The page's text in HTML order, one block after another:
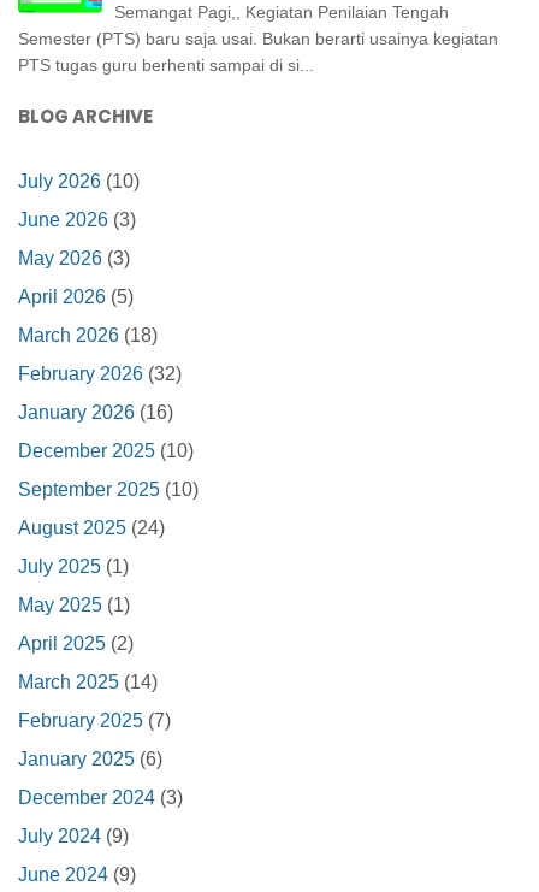
Semangat Pagi,, Kegiatan Penilaian Tengah
Semester (PTS) baru saja usai. Bukan berarti usainya kegiatan
PTS tugas guru berhenti sampai di si...
BLOG ARCHIVE
July 2026 (10)
June 2026 (3)
May 2026 (3)
April 2026 (5)
March 2026 (18)
February 2026 (32)
January 2026 (16)
December 2025 (10)
September 2025 (10)
August 2025 (24)
July 2025 (1)
May 2025 (1)
April 2025 (2)
March 2025 (14)
February 2025 (7)
January 2025 (6)
December 2024 (3)
July 2024 (9)
June 2024 (9)